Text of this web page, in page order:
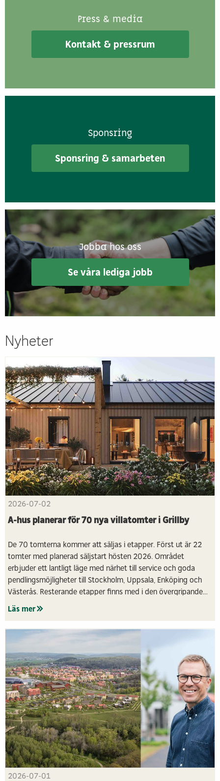
Press & media
Kontakt & pressrum
Sponsring
Sponsring & samarbeten
Jobba hos oss
Se våra lediga jobb
Nyheter
2026-07-02
A-hus planerar för 70 nya villatomter i Grillby
De 70 tomterna kommer att säljas i etapper. Först ut är 22
tomter med planerad säljstart hösten 2026. Området
erbjuder ett lantligt läge med närhet till service och goda
pendlingsmöjligheter till Stockholm, Uppsala, Enköping och
Västerås. Resterande etapper finns med i den övergripande
planen och kommer att prövas längre fram.
Läs mer
2026-07-01